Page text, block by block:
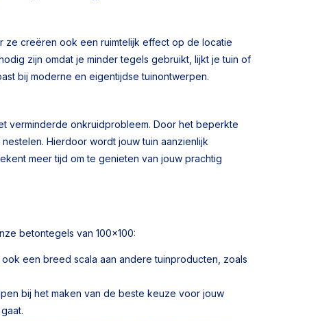
ze creëren ook een ruimtelijk effect op de locatie
zijn omdat je minder tegels gebruikt, lijkt je tuin of
bij moderne en eigentijdse tuinontwerpen.
verminderde onkruidprobleem. Door het beperkte
Hierdoor wordt jouw tuin aanzienlijk
meer tijd om te genieten van jouw prachtig
betontegels van 100x100:
een breed scala aan andere tuinproducten, zoals
bij het maken van de beste keuze voor jouw